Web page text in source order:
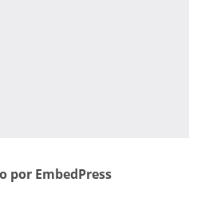
por EmbedPress